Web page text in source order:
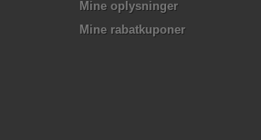
Mine oplysninger
Mine rabatkuponer